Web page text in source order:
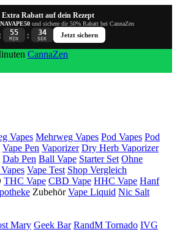
Extra Rabatt auf dein Rezept
und sichere dir 50% Rabatt bei CannaZen
55
MIN : 34
SEK
Jetzt sichern
CannaZen
Vapes Mehrweg Vapes Pod Vapes Pod
Vape Pen Vaporizer Dry Herb Vaporizer
Dab Pen Ball Vape Starter Set Ohne
Vape Test Shop Vergleich
THC Vape CBD Vape HHC Vape Hanf
Zubehör Vape Liquid Nic Salt
Mary Geek Bar RandM Tornado IVG